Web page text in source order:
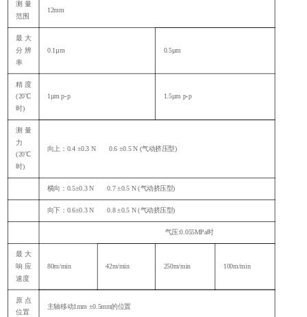
测量
范围
12mm
最大
分辨
率
0.1µm 0.5µm
精度
(20℃
时)
1µm p-p 1.5µm p-p
测量
力
(20℃
时)
向上： 0.4 ±0.3 N 0.6 ±0.5 N (气动挤压型)
横向： 0.5±0.3 N 0.7 ±0.5 N (气动挤压型)
向下： 0.6±0.3 N 0.8 ±0.5 N (气动挤压型)
气压:0.055MPa时
最大
响应
速度
80m/min 42m/min 250m/min 100m/min
原点
位置
主轴移动1mm ±0.5mm的位置